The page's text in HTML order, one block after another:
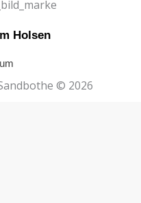
Holsen
© 2026